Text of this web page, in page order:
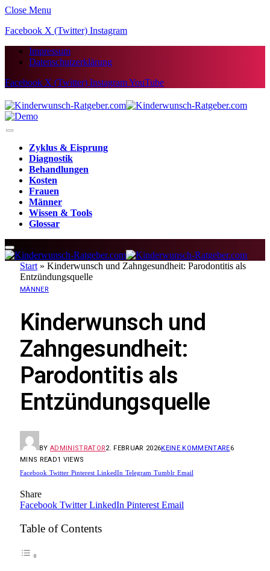
Close Menu
Facebook X (Twitter) Instagram
Impressum
Datenschutzerklärung
Facebook X (Twitter) InstagramYouTube
Zyklus & Eisprung
Diagnostik
Behandlungen
Kosten
Frauen
Männer
Wissen & Tools
Glossar
Start » Kinderwunsch und Zahngesundheit: Parodontitis als
Entzündungsquelle
MÄNNER
Kinderwunsch und
Zahngesundheit:
Parodontitis als
Entzündungsquelle
BY ADMINISTRATOR2. FEBRUAR 2026KEINE KOMMENTARE6
MINS READ1 VIEWS
Facebook Twitter Pinterest LinkedIn Telegram Tumblr Email
Share
Facebook Twitter LinkedIn Pinterest Email
Table of Contents